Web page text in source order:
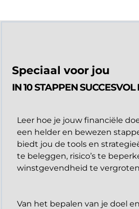
Speciaal voor jou
IN 10 STAPPEN
Leer hoe je jouw financiële
een helder en bewezen
biedt jou de tools en
te beleggen, risico’s te
winstgevendheid te
Van het bepalen van je doel